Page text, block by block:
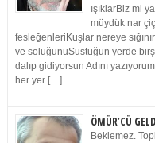
ışıklarBiz mi
müydük nar
fesleğenleriKuşlar nereye
ve soluğunuSustuğun yerde
dalıp gidiyorsun Adını
her yer […]
ÖMÜR’CÜ
Beklemez.